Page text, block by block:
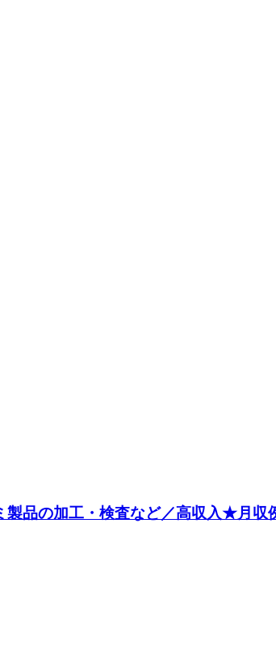
品の加工・検査など／高収入★月収